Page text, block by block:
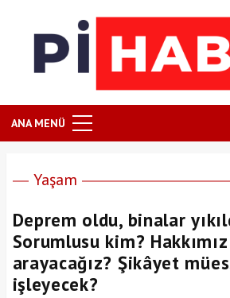
ANA MENÜ
Yaşam
Deprem oldu, binalar
Sorumlusu kim?
arayacağız? Şikâyet
işleyecek?